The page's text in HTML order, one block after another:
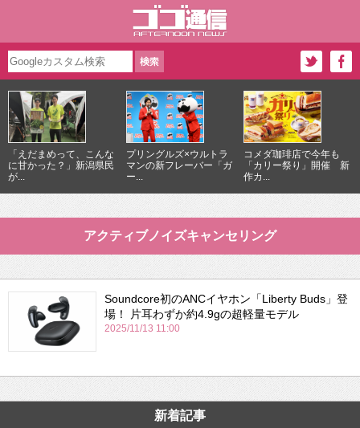
「えだまめって、こんな
に甘かった？」新潟県民
が...
プリングルズ×ウルトラ
マンの新フレーバー「ガ
ー...
コメダ珈琲店で今年も
「カリー祭り」開催 新
作カ...
アクティブノイズキャンセリング
Soundcore初のANCイヤホン「Liberty Buds」登
場！ 片耳わずか約4.9gの超軽量モデル
2025/11/13 11:00
新着記事